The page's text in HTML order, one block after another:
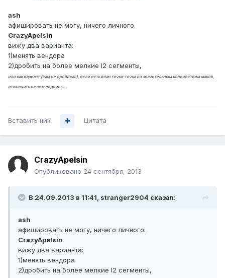
ash
афишировать не могу, ничего личного.
CrazyApelsin
вижу два варианта:
1)менять вендора
2)дробить на более мелкие l2 сегменты,
или как вариант (сам не пробовал), если есть влан точка-точка со значительным количеством маков,
отключить на нем лернинг...
Вставить ник Цитата
CrazyApelsin
Опубликовано 24 сентября, 2013
В 24.09.2013 в 11:41, stranger2904 сказал:
ash
афишировать не могу, ничего личного.
CrazyApelsin
вижу два варианта:
1)менять вендора
2)дробить на более мелкие l2 сегменты,